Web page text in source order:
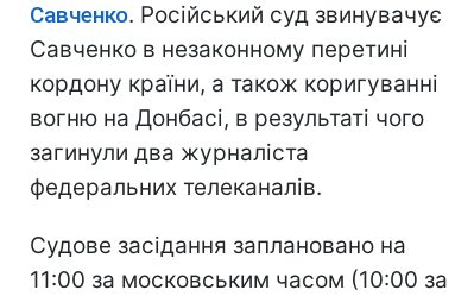
Савченко. Російський суд звинувачує
Савченко в незаконному перетині
кордону країни, а також коригуванні
вогню на Донбасі, в результаті чого
загинули два журналіста
федеральних телеканалів.
Судове засідання заплановано на
11:00 за московським часом (10:00 за